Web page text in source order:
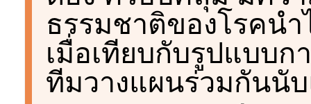
ธรรมชาติของโรคน
เมื่อเทียบกับรูปแบบ
ทีมวางแผนร่วมกันนั